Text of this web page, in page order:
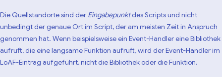
Die Quellstandorte sind der Eingabepunktdes Scripts und nicht
unbedingt der genaue Ort im Script, der am meisten Zeit in Anspruch
genommen hat. Wenn beispielsweise ein Event-Handler eine Bibliothek
aufruft, die eine langsame Funktion aufruft, wird der Event-Handler im
LoAF-Eintrag aufgeführt, nicht die Bibliothek oder die Funktion.